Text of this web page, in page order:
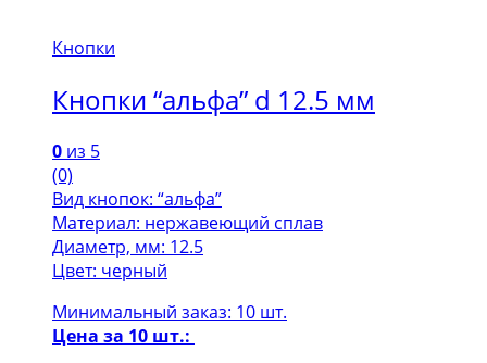
Кнопки
Кнопки “альфа” d 12.5 мм
0 из 5
(0)
Вид кнопок: “альфа”
Материал: нержавеющий сплав
Диаметр, мм: 12.5
Цвет: черный
Минимальный заказ: 10 шт.
Цена за 10 шт.: